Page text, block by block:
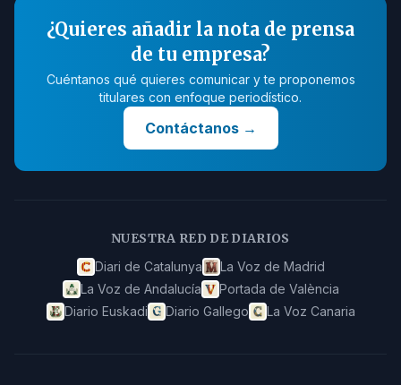
¿Quieres añadir la nota de prensa
de tu empresa?
Cuéntanos qué quieres comunicar y te proponemos
titulares con enfoque periodístico.
Contáctanos→
NUESTRA RED DE DIARIOS
Diari de Catalunya
La Voz de Madrid
La Voz de Andalucía
Portada de València
Diario Euskadi
Diario Gallego La Voz Canaria